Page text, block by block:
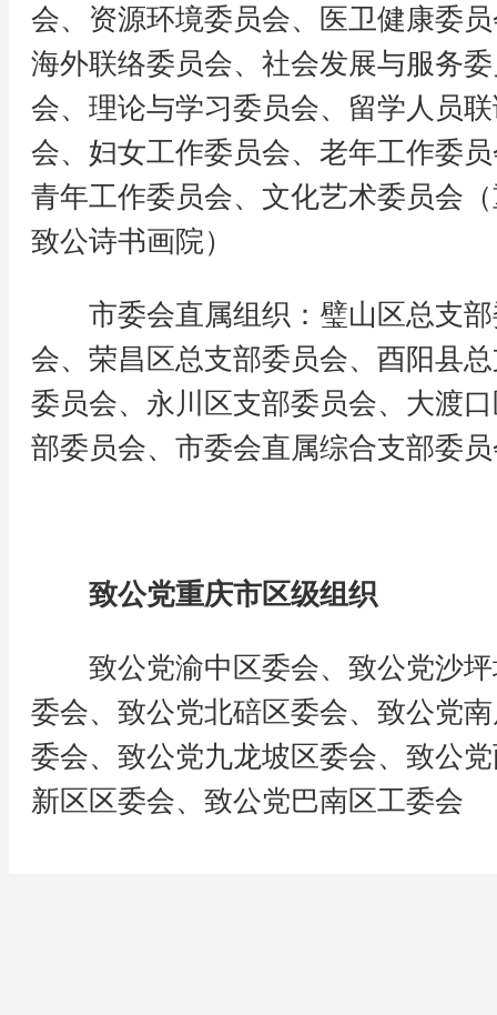
会、资源环境委员会、医卫健康委
海外联络委员会、社会发展与服务
会、理论与学习委员会、留学人员
会、妇女工作委员会、老年工作委
青年工作委员会、文化艺术委员会
致公诗书画院）
市委会直属组织：璧山区总支
会、荣昌区总支部委员会、酉阳县
委员会、永川区支部委员会、大渡
部委员会、市委会直属综合支部委
致公党重庆市区级组织
致公党渝中区委会、致公党沙
委会、致公党北碚区委会、致公党
委会、致公党九龙坡区委会、致公
新区区委会、致公党巴南区工委会